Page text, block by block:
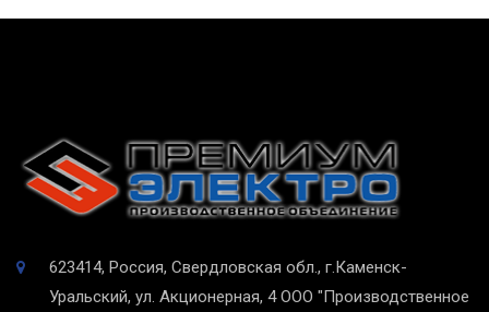
623414, Россия, Свердловская обл., г.Каменск-
Уральский, ул. Акционерная, 4 ООО "Производственное